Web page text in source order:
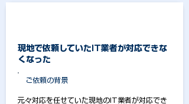
現地で依頼していたIT業者が対応できな
くなった
​ご依頼の背景
元々対応を任せていた現地のIT業者が対応でき